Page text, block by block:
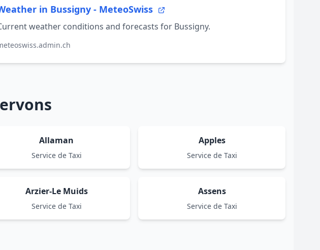
in Bussigny - MeteoSwiss
weather conditions and forecasts for Bussigny.
Allaman
Service de Taxi
Apples
Service de Taxi
Arzier-Le Muids
Service de Taxi
Assens
Service de Taxi